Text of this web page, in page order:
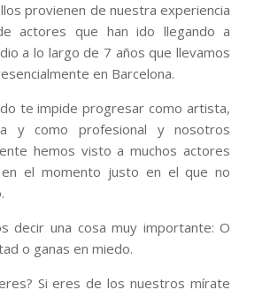
provienen de nuestra experiencia
actores que han ido llegando a
a lo largo de 7 años que llevamos
en Barcelona.
te impide progresar como artista,
y como profesional y nosotros
hemos visto a muchos actores
el momento justo en el que no
decir una cosa muy importante: O
o ganas en miedo.
Si eres de los nuestros mírate